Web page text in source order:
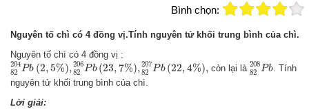
Bình chọn:
Nguyên tố chì có 4 đồng vị.Tính nguyên tử khối trung bình của chì.
Nguyên tố chì có 4 đồng vị :
204
82
Pb (2,5%),206
82
Pb (23, 7%),207
82
Pb (22,4%),
82204Pb(2,5 %),82206P b(23 7%),82207 Pb(
còn lại là 208
82
Pb
82 208
. Tính
nguyên tử khối trung bình của chì.
Lời giải: